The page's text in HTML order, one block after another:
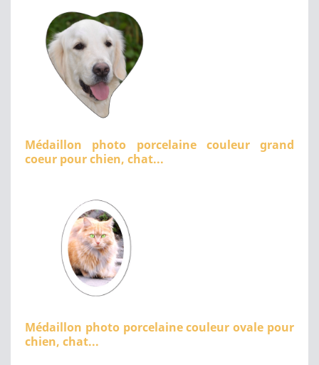
Médaillon photo porcelaine couleur grand
coeur pour chien, chat...
Médaillon photo porcelaine couleur ovale pour
chien, chat...